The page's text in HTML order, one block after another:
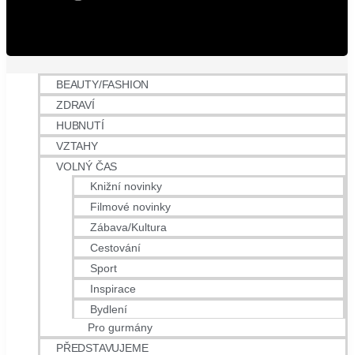
BEAUTY/FASHION
ZDRAVÍ
HUBNUTÍ
VZTAHY
VOLNÝ ČAS
Knižní novinky
Filmové novinky
Zábava/Kultura
Cestování
Sport
Inspirace
Bydlení
Pro gurmány
PŘEDSTAVUJEME